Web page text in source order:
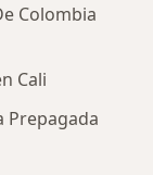
Colombia
Cali
Prepagada